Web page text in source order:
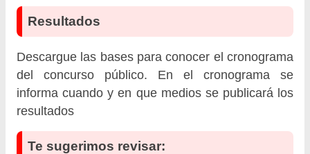
Resultados
Descargue las bases para conocer el cronograma
del concurso público. En el cronograma se
informa cuando y en que medios se publicará los
resultados
Te sugerimos revisar: